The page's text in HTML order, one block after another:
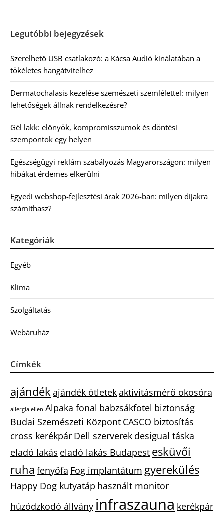
Legutóbbi bejegyzések
Szerelhető USB csatlakozó: a Kácsa Audió kínálatában a
tökéletes hangátvitelhez
Dermatochalasis kezelése szemészeti szemlélettel: milyen
lehetőségek állnak rendelkezésre?
Gél lakk: előnyök, kompromisszumok és döntési
szempontok egy helyen
Egészségügyi reklám szabályozás Magyarországon: milyen
hibákat érdemes elkerülni
Egyedi webshop-fejlesztési árak 2026-ban: milyen díjakra
számíthasz?
Kategóriák
Egyéb
Klíma
Szolgáltatás
Webáruház
Címkék
ajándékajándék ötletekaktivitásmérő okosóra
allergia ellen Alpaka fonal babzsákfotel biztonság
Budai Szemészeti Központ CASCO biztosítás
cross kerékpár Dell szerverek desigual táska
eladó lakás eladó lakás Budapest esküvői
ruha fenyőfa Fog implantátum gyerekülés
Happy Dog kutyatáp használt monitor
húzódzkodó állvány infraszauna kerékpár